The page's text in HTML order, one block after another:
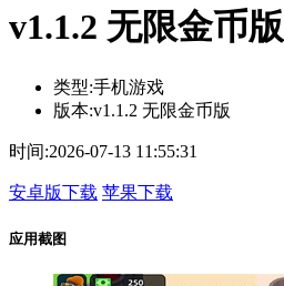
v1.1.2 无限金币版
类型:手机游戏
版本:v1.1.2 无限金币版
时间:2026-07-13 11:55:31
安卓版下载 苹果下载
应用截图